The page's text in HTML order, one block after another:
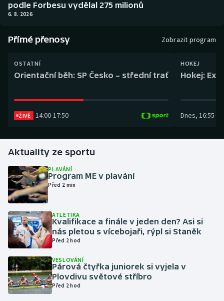
Boby a skeleton
Box
Curling
Golf
Gymnastika
Házená
Jezdectví
Judo
Krasobruslení
AZ kvíz
podle Forbesu vydělal 275 milionů
6. 8. 2026
Přímé přenosy Zobrazit program
OSTATNÍ
Orientační běh: SP Česko – střední trať
ŽIVĚ 14:00-17:50
HOKEJ
Hokej:
Dnes, 16:55-
Aktuality ze sportu
PLAVÁNÍ
Program ME v plavání
Před 2 min
ATLETIKA
Kvalifikace a finále v jeden den? Asi si
nás pletou s vícebojaři, rýpl si Staněk
Před 2 hod
VESLOVÁNÍ
Párová čtyřka juniorek si vyjela v
Plovdivu světové stříbro
Před 2 hod